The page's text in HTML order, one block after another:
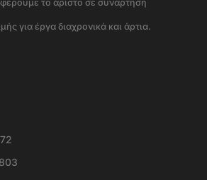
το άριστο σε συνάρτηση
για έργα διαχρονικά και άρτια.